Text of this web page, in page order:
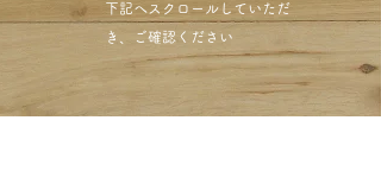
下記へスクロールしていただ
き、ご確認ください​